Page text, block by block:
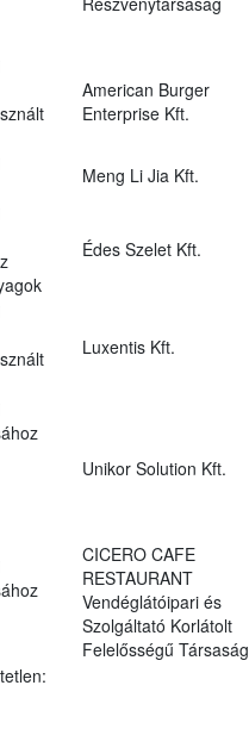
American Burger
Enterprise Kft.
Meng Li Jia Kft.
Édes Szelet Kft.
Luxentis Kft.
Unikor Solution Kft.
CICERO CAFE
RESTAURANT
Vendéglátóipari és
Szolgáltató Korlátolt
Felelősségű Társaság